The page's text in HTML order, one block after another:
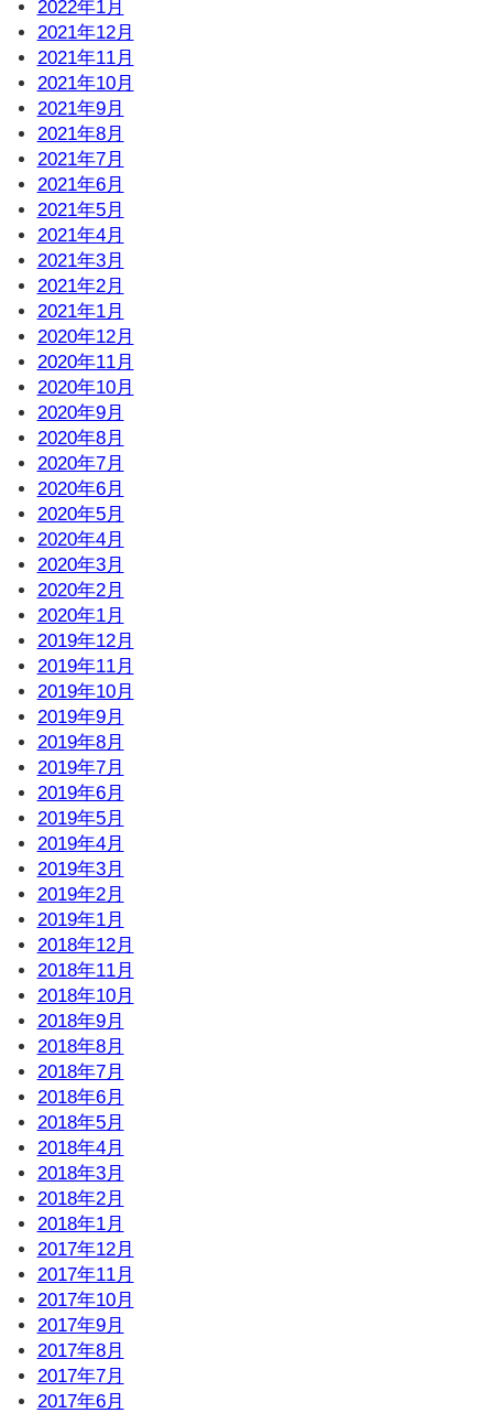
2022年1月
2021年12月
2021年11月
2021年10月
2021年9月
2021年8月
2021年7月
2021年6月
2021年5月
2021年4月
2021年3月
2021年2月
2021年1月
2020年12月
2020年11月
2020年10月
2020年9月
2020年8月
2020年7月
2020年6月
2020年5月
2020年4月
2020年3月
2020年2月
2020年1月
2019年12月
2019年11月
2019年10月
2019年9月
2019年8月
2019年7月
2019年6月
2019年5月
2019年4月
2019年3月
2019年2月
2019年1月
2018年12月
2018年11月
2018年10月
2018年9月
2018年8月
2018年7月
2018年6月
2018年5月
2018年4月
2018年3月
2018年2月
2018年1月
2017年12月
2017年11月
2017年10月
2017年9月
2017年8月
2017年7月
2017年6月